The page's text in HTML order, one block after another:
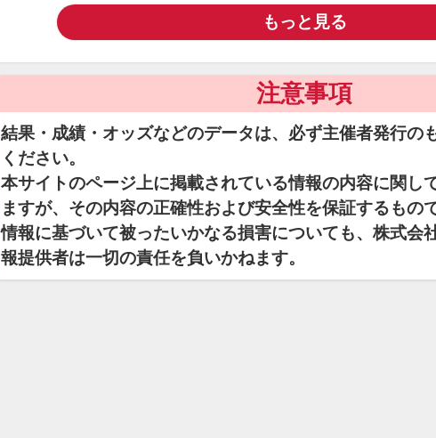
もっと見る
注意事項
結果・成績・オッズなどのデータは、必ず主催者発行の
ください。
本サイトのページ上に掲載されている情報の内容に関し
ますが、その内容の正確性および安全性を保証するもの
情報に基づいて被ったいかなる損害についても、株式会
報提供者は一切の責任を負いかねます。